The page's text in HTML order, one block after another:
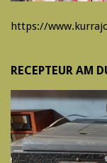
https://
RECEPTEUR AM